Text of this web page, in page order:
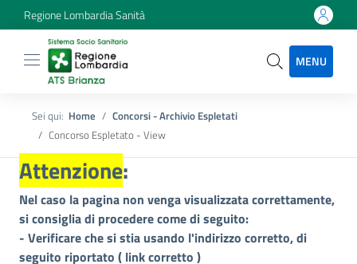
Regione Lombardia Sanità
MENU
Sei qui: Home
Concorsi - Archivio Espletati
Concorso Espletato - View
Attenzione:
Nel caso la pagina non venga visualizzata correttamente,
si consiglia di procedere come di seguito:
- Verificare che si stia usando l'indirizzo corretto, di
seguito riportato ( link corretto )